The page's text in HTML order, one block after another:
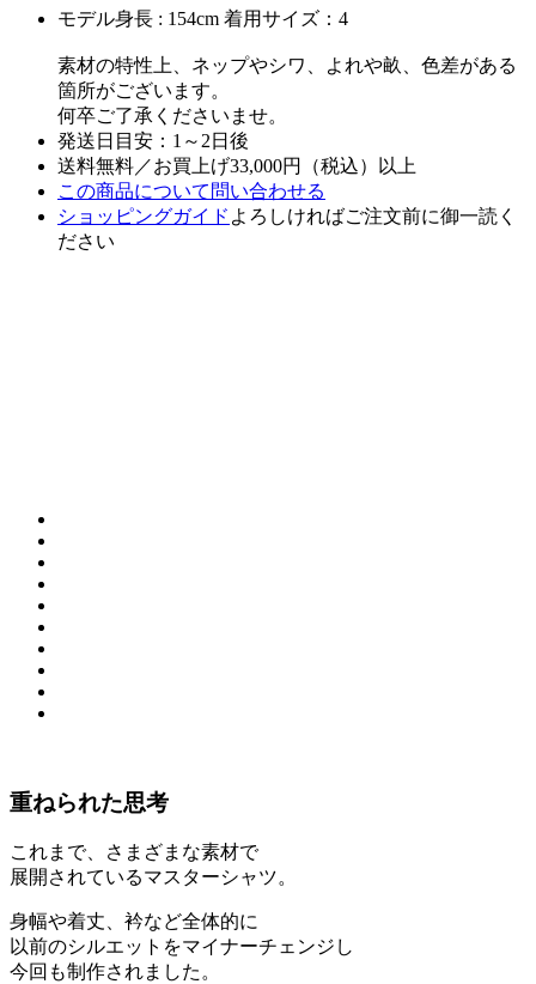
モデル身長 : 154cm 着用サイズ：4
素材の特性上、ネップやシワ、よれや畝、色差がある
箇所がございます。
何卒ご了承くださいませ。
発送日目安：1～2日後
送料無料／お買上げ33,000円（税込）以上
この商品について問い合わせる
ショッピングガイド よろしければご注文前に御一読く
ださい
重ねられた思考
これまで、さまざまな素材で
展開されているマスターシャツ。
身幅や着丈、衿など全体的に
以前のシルエットをマイナーチェンジし
今回も制作されました。